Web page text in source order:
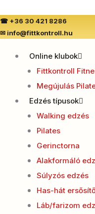
to
content
☎ +36 30 421 8286
✉ info@fittkontroll.hu
Online klubok
Fittkontroll
Megújulás
Edzés típusok
Walking edzés
Pilates
Gerinctorna
Alakformáló
Súlyzós edzés
Has-hát
Láb/farizom